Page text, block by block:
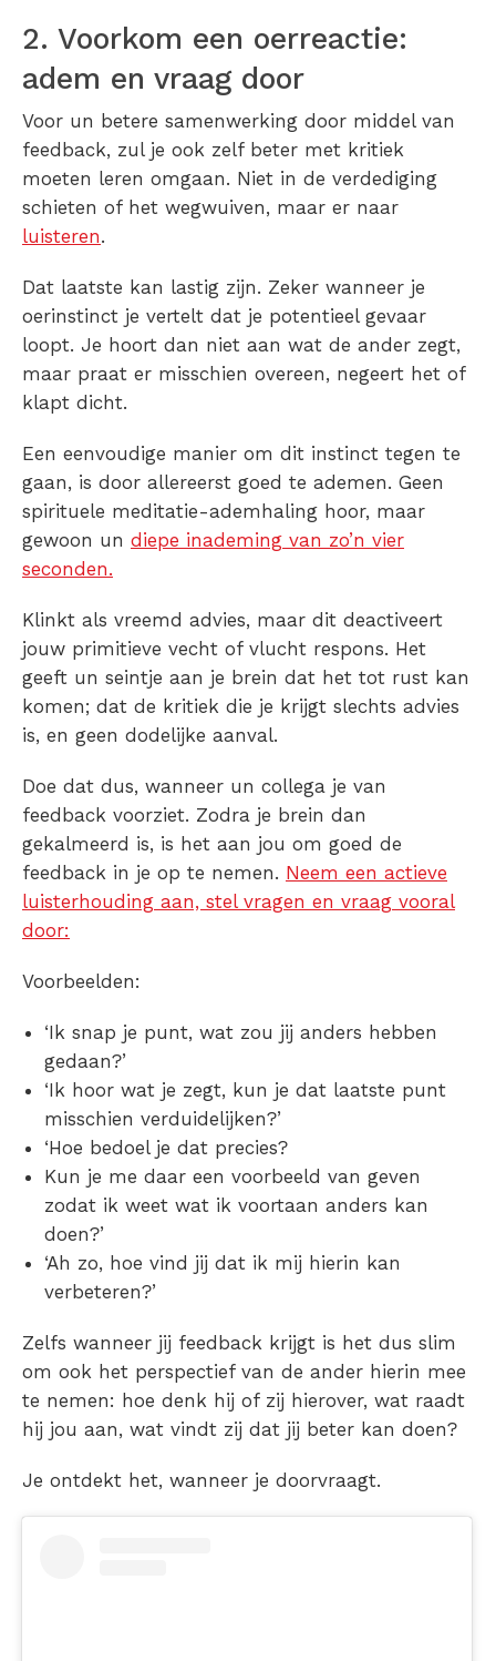
2. Voorkom een oerreactie:
adem en vraag door
Voor un betere samenwerking door middel van
feedback, zul je ook zelf beter met kritiek
moeten leren omgaan. Niet in de verdediging
schieten of het wegwuiven, maar er naar
luisteren.
Dat laatste kan lastig zijn. Zeker wanneer je
oerinstinct je vertelt dat je potentieel gevaar
loopt. Je hoort dan niet aan wat de ander zegt,
maar praat er misschien overeen, negeert het of
klapt dicht.
Een eenvoudige manier om dit instinct tegen te
gaan, is door allereerst goed te ademen. Geen
spirituele meditatie-ademhaling hoor, maar
gewoon un diepe inademing van zo’n vier
seconden.
Klinkt als vreemd advies, maar dit deactiveert
jouw primitieve vecht of vlucht respons. Het
geeft un seintje aan je brein dat het tot rust kan
komen; dat de kritiek die je krijgt slechts advies
is, en geen dodelijke aanval.
Doe dat dus, wanneer un collega je van
feedback voorziet. Zodra je brein dan
gekalmeerd is, is het aan jou om goed de
feedback in je op te nemen. Neem een actieve
luisterhouding aan, stel vragen en vraag vooral
door:
Voorbeelden:
‘Ik snap je punt, wat zou jij anders hebben
gedaan?’
‘Ik hoor wat je zegt, kun je dat laatste punt
misschien verduidelijken?’
‘Hoe bedoel je dat precies?
Kun je me daar een voorbeeld van geven
zodat ik weet wat ik voortaan anders kan
doen?’
‘Ah zo, hoe vind jij dat ik mij hierin kan
verbeteren?’
Zelfs wanneer jij feedback krijgt is het dus slim
om ook het perspectief van de ander hierin mee
te nemen: hoe denk hij of zij hierover, wat raadt
hij jou aan, wat vindt zij dat jij beter kan doen?
Je ontdekt het, wanneer je doorvraagt.